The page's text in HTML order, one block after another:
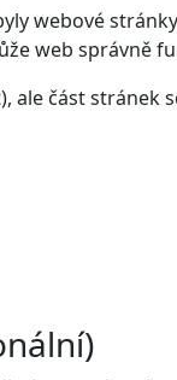
webové
web správně
ale část